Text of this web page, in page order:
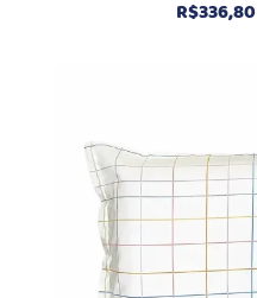
R$336,80